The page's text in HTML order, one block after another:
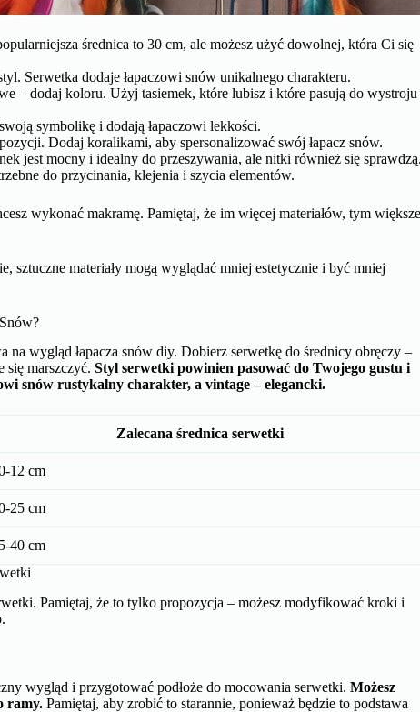
średnica to 30 cm, ale możesz użyć dowolnej, która Ci się
Serwetka dodaje łapaczowi snów unikalnego charakteru.
– dodaj koloru. Użyj tasiemek, które lubisz i które pasują do wystroju
symbolikę i dodają łapaczowi lekkości.
Dodaj koralikami, aby spersonalizować swój łapacz snów.
jest mocny i idealny do przeszywania, ale nitki również się
do przycinania, klejenia i szycia elementów.
wykonać makramę. Pamiętaj, że im więcej materiałów, tym
sztuczne materiały mogą wyglądać mniej estetycznie i być mniej
wygląd łapacza snów diy. Dobierz serwetkę do średnicy obręczy –
się marszczyć.Styl serwetki powinien pasować do Twojego gustu i
snów rustykalny charakter, a vintage – elegancki.
Zalecana średnica serwetki
12 cm
25 cm
40 cm
Pamiętaj, że to tylko propozycja – możesz modyfikować kroki i
wygląd i przygotować podłoże do mocowania serwetki.Możesz
ramy. Pamiętaj, aby zrobić to starannie, ponieważ będzie to podstawa